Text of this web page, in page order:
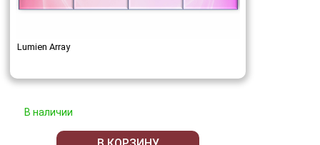
Lumien Array
В наличии